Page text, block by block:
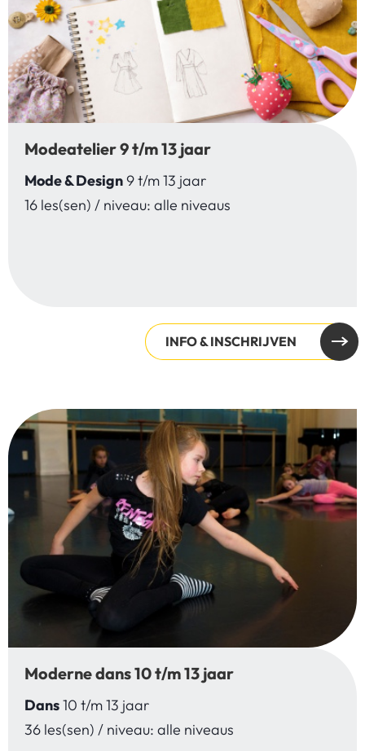
Modeatelier 9 t/m 13 jaar
Mode & Design9 t/m 13 jaar
16 les(sen) / niveau: alle niveaus
INFO & INSCHRIJVEN
Moderne dans 10 t/m 13 jaar
Dans10 t/m 13 jaar
36 les(sen) / niveau: alle niveaus